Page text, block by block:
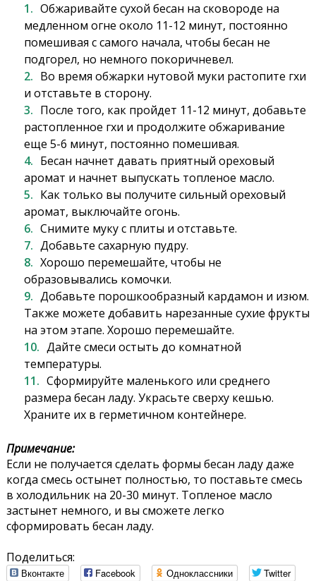
Обжаривайте сухой бесан на сковороде на
медленном огне около 11-12 минут, постоянно
помешивая с самого начала, чтобы бесан не
подгорел, но немного покоричневел.
Во время обжарки нутовой муки растопите гхи
и отставьте в сторону.
После того, как пройдет 11-12 минут, добавьте
растопленное гхи и продолжите обжаривание
еще 5-6 минут, постоянно помешивая.
Бесан начнет давать приятный ореховый
аромат и начнет выпускать топленое масло.
Как только вы получите сильный ореховый
аромат, выключайте огонь.
Снимите муку с плиты и отставьте.
Добавьте сахарную пудру.
Хорошо перемешайте, чтобы не
образовывались комочки.
Добавьте порошкообразный кардамон и изюм.
Также можете добавить нарезанные сухие фрукты
на этом этапе. Хорошо перемешайте.
Дайте смеси остыть до комнатной
температуры.
Сформируйте маленького или среднего
размера бесан ладу. Украсьте сверху кешью.
Храните их в герметичном контейнере.
Примечание:
Если не получается сделать формы бесан ладу даже
когда смесь остынет полностью, то поставьте смесь
в холодильник на 20-30 минут. Топленое масло
застынет немного, и вы сможете легко
сформировать бесан ладу.
Поделиться:
Вконтакте Facebook Одноклассники
Twitter